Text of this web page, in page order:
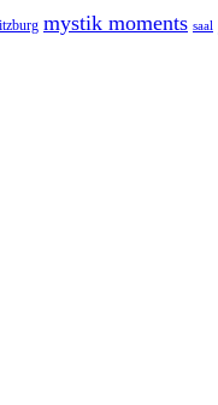
mystik moments saal